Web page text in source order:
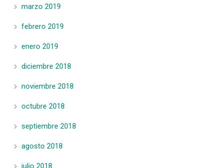
marzo 2019
febrero 2019
enero 2019
diciembre 2018
noviembre 2018
octubre 2018
septiembre 2018
agosto 2018
julio 2018